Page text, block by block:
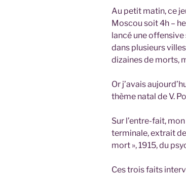
Au petit matin, ce
Moscou soit 4h –
lancé une
dans plusieurs
dizaines de morts,
Or j’avais
thème natal de V.
Sur l’entre-fait,
terminale, extrait
mort », 1915, du
Ces trois faits